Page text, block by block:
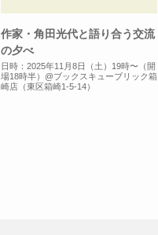
作家・角田光代と語り合う交流
の夕べ
日時：2025年11月8日（土）19時〜（開
場18時半）@ブックスキューブリック箱
崎店（東区箱崎1-5-14）